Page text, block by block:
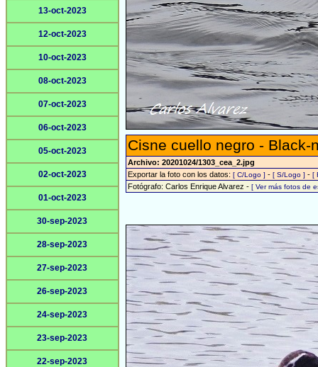
13-oct-2023
12-oct-2023
10-oct-2023
08-oct-2023
07-oct-2023
06-oct-2023
05-oct-2023
02-oct-2023
01-oct-2023
30-sep-2023
28-sep-2023
27-sep-2023
26-sep-2023
24-sep-2023
23-sep-2023
22-sep-2023
Cisne cuello negro -
Archivo: 20201024/1303_cea_2.jpg
Exportar la foto con los datos: [ C/Logo ] - [ S/Logo ] - [
Fotógrafo: Carlos Enrique Alvarez - [ Ver más fotos de